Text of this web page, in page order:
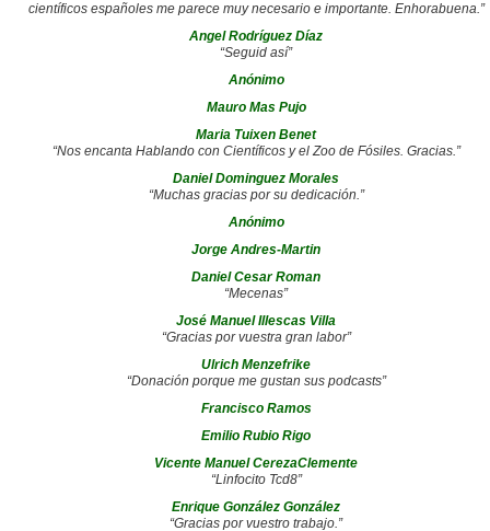
científicos españoles me parece muy necesario e importante. Enhorabuena.”
Angel Rodríguez Díaz
“Seguid así”
Anónimo
Mauro Mas Pujo
Maria Tuixen Benet
“Nos encanta Hablando con Científicos y el Zoo de Fósiles. Gracias.”
Daniel Dominguez Morales
“Muchas gracias por su dedicación.”
Anónimo
Jorge Andres-Martin
Daniel Cesar Roman
“Mecenas”
José Manuel Illescas Villa
“Gracias por vuestra gran labor”
Ulrich Menzefrike
“Donación porque me gustan sus podcasts”
Francisco Ramos
Emilio Rubio Rigo
Vicente Manuel CerezaClemente
“Linfocito Tcd8”
Enrique González González
“Gracias por vuestro trabajo.”